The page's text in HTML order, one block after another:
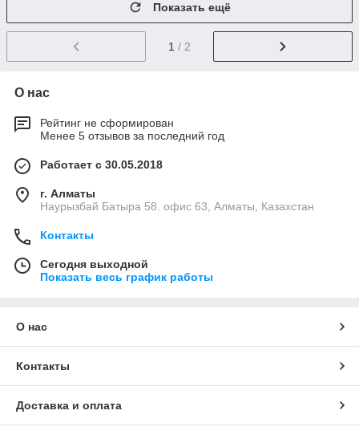
Показать ещё
1 / 2
О нас
Рейтинг не сформирован
Менее 5 отзывов за последний год
Работает с 30.05.2018
г. Алматы
Наурызбай Батыра 58. офис 63, Алматы, Казахстан
Контакты
Сегодня выходной
Показать весь график работы
О нас
Контакты
Доставка и оплата